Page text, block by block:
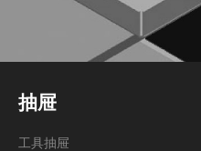
抽屉
工具抽屉